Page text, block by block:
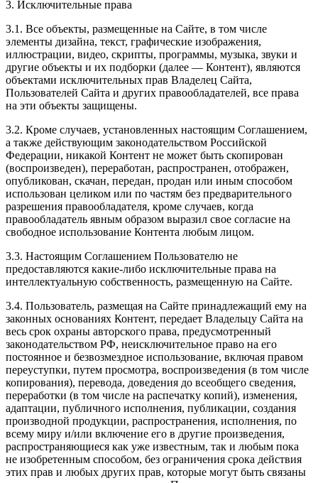
3. Исключительные права
3.1. Все объекты, размещенные на Сайте, в том числе
элементы дизайна, текст, графические изображения,
иллюстрации, видео, скрипты, программы, музыка, звуки и
другие объекты и их подборки (далее — Контент), являются
объектами исключительных прав Владелец Сайта,
Пользователей Сайта и других правообладателей, все права
на эти объекты защищены.
3.2. Кроме случаев, установленных настоящим Соглашением,
а также действующим законодательством Российской
Федерации, никакой Контент не может быть скопирован
(воспроизведен), переработан, распространен, отображен,
опубликован, скачан, передан, продан или иным способом
использован целиком или по частям без предварительного
разрешения правообладателя, кроме случаев, когда
правообладатель явным образом выразил свое согласие на
свободное использование Контента любым лицом.
3.3. Настоящим Соглашением Пользователю не
предоставляются какие-либо исключительные права на
интеллектуальную собственность, размещенную на Сайте.
3.4. Пользователь, размещая на Сайте принадлежащий ему на
законных основаниях Контент, передает Владельцу Сайта на
весь срок охраны авторского права, предусмотренный
законодательством РФ, неисключительное право на его
постоянное и безвозмездное использование, включая правом
переуступки, путем просмотра, воспроизведения (в том числе
копирования), перевода, доведения до всеобщего сведения,
переработки (в том числе на распечатку копий), изменения,
адаптации, публичного исполнения, публикации, создания
производной продукции, распространения, исполнения, по
всему миру и/или включение его в другие произведения,
распространяющиеся как уже известным, так и любым пока
не изобретенным способом, без ограничения срока действия
этих прав и любых других прав, которые могут быть связаны